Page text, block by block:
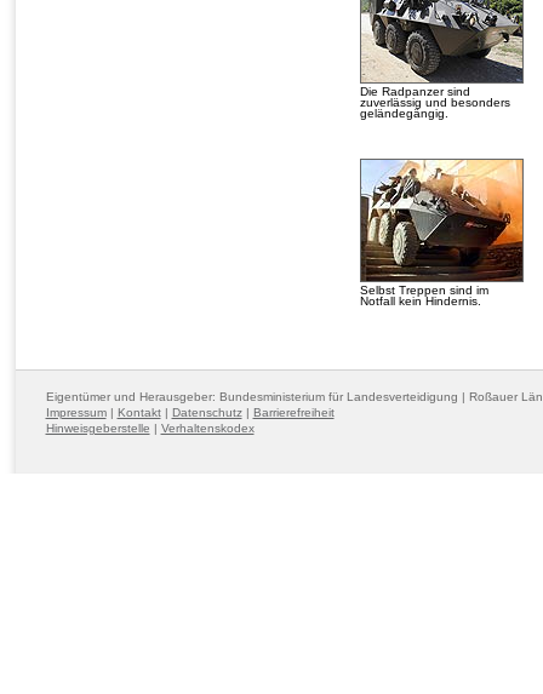
Die Radpanzer sind
zuverlässig und besonders
geländegängig.
Selbst Treppen sind im
Notfall kein Hindernis.
Eigentümer und Herausgeber: Bundesministerium für Landesverteidigung | Roßauer
Impressum| Kontakt| Datenschutz| Barrierefreiheit
Hinweisgeberstelle | Verhaltenskodex